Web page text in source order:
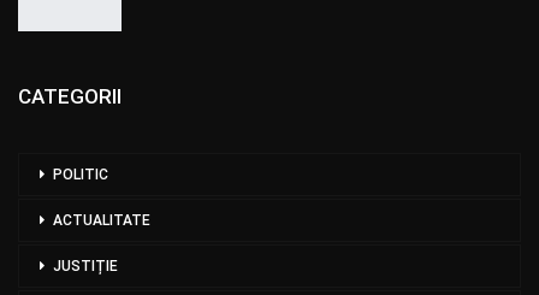
CATEGORII
POLITIC
ACTUALITATE
JUSTIȚIE